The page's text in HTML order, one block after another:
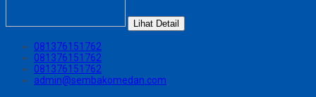
Lihat Detail
081376151762
081376151762
081376151762
admin@sembakomedan.com